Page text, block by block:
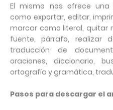
El mismo nos ofrece
como exportar, editar,
marcar como literal, quitar
fuente, párrafo, realizar
traducción de
oraciones, diccionario,
ortografía y gramática,
Pasos para descargar el